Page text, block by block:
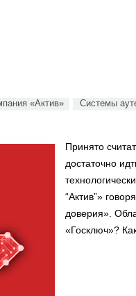
«Актив» Системы
Принято
достаточно
“Актив”»
доверия».
«Госключ»?